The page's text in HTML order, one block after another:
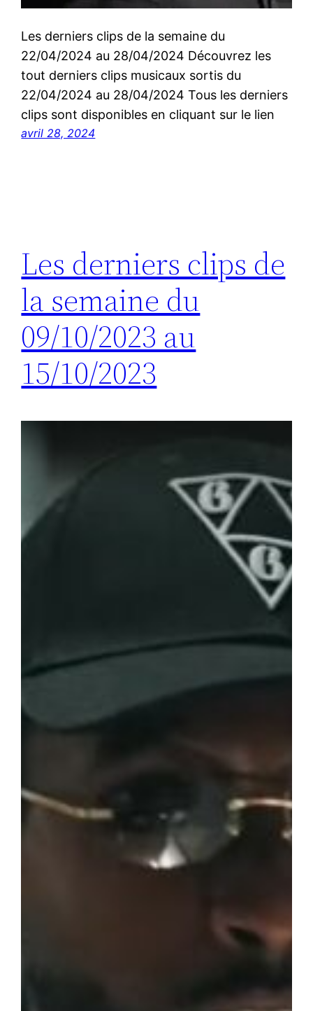
Les derniers clips de la semaine du
22/04/2024 au 28/04/2024 Découvrez les
tout derniers clips musicaux sortis du
22/04/2024 au 28/04/2024 Tous les derniers
clips sont disponibles en cliquant sur le lien
avril 28, 2024
Les derniers clips de
la semaine du
09/10/2023 au
15/10/2023